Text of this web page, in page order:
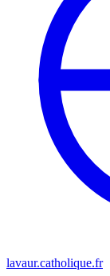
lavaur.catholique.fr